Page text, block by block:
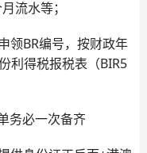
流水等；
领BR编号，按财政年
利得税报税表（BIR5
务必一次备齐